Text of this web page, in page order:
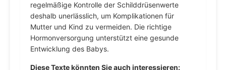
regelmäßige Kontrolle der Schilddrüsenwerte
deshalb unerlässlich, um Komplikationen für
Mutter und Kind zu vermeiden. Die richtige
Hormonversorgung unterstützt eine gesunde
Entwicklung des Babys.
Diese Texte könnten Sie auch interessieren: